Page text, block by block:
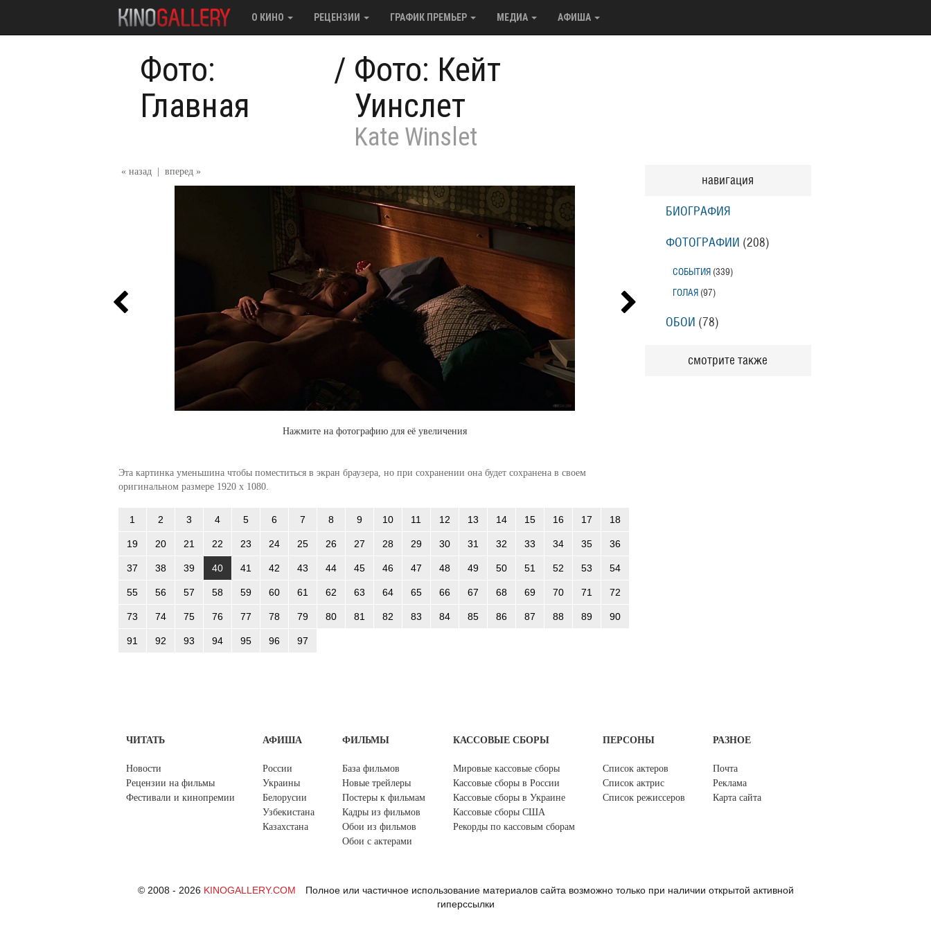
О КИНО РЕЦЕНЗИИ ГРАФИК ПРЕМЬЕР МЕДИА АФИША
Фото:
Главная
/ Фото: Кейт
Уинслет
Kate Winslet
« назад вперед »
Нажмите на фотографию для её увеличения
Эта картинка уменьшина чтобы поместиться в экран браузера, но при сохранении она будет сохранена в своем
оригинальном размере 1920 x 1080.
1 2 3 4 5 6 7 8 9 10 11 12 13 14 15 16 17 18
19 20 21 22 23 24 25 26 27 28 29 30 31 32 33 34 35 36
37 38 39 40 41 42 43 44 45 46 47 48 49 50 51 52 53 54
55 56 57 58 59 60 61 62 63 64 65 66 67 68 69 70 71 72
73 74 75 76 77 78 79 80 81 82 83 84 85 86 87 88 89 90
91 92 93 94 95 96 97
навигация
БИОГРАФИЯ
ФОТОГРАФИИ (208)
СОБЫТИЯ (339)
ГОЛАЯ (97)
ОБОИ (78)
смотрите также
ЧИТАТЬ
Новости
Рецензии на фильмы
Фестивали и кинопремии
АФИША
России
Украины
Белорусии
Узбекистана
Казахстана
ФИЛЬМЫ
База фильмов
Новые трейлеры
Постеры к фильмам
Кадры из фильмов
Обои из фильмов
Обои с актерами
КАССОВЫЕ СБОРЫ
Мировые кассовые сборы
Кассовые сборы в России
Кассовые сборы в Украине
Кассовые сборы США
Рекорды по кассовым сборам
ПЕРСОНЫ
Список актеров
Список актрис
Список режиссеров
РАЗНОЕ
Почта
Реклама
Карта сайта
© 2008 - 2026 KINOGALLERY.COM
Полное или частичное использование материалов сайта возможно только при наличии открытой активной
гиперссылки